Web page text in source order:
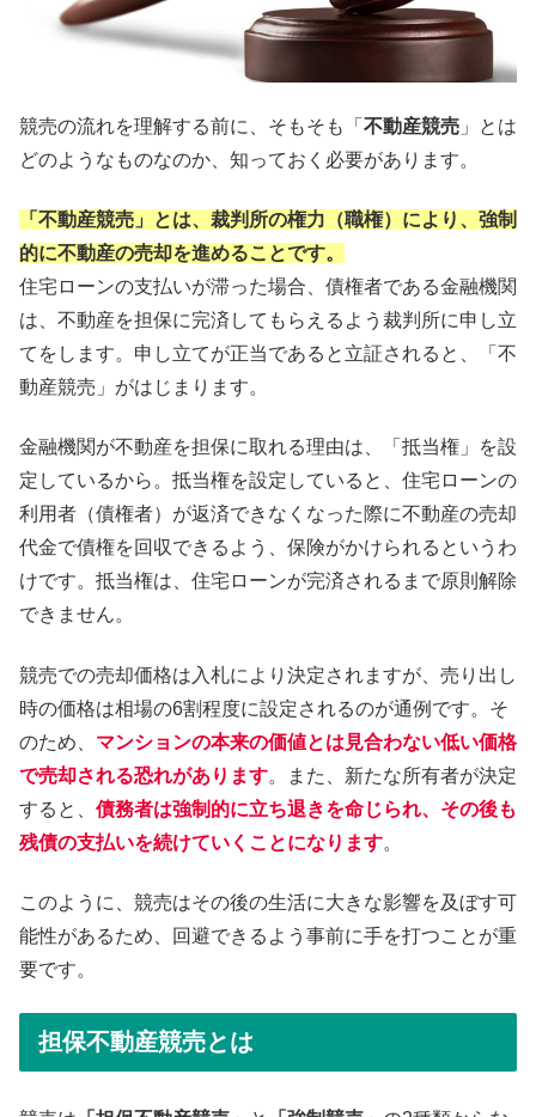
競売の流れを理解する前に、そもそも「 不動産競売 」とは
どのようなものなのか、知っておく必要があります。
「不動産競売」とは、裁判所の権力（職権）により、強制
的に不動産の売却を進めることです。
住宅ローンの支払いが滞った場合、債権者である金融機関
は、不動産を担保に完済してもらえるよう裁判所に申し立
てをします。申し立てが正当であると立証されると、「不
動産競売」がはじまります。
金融機関が不動産を担保に取れる理由は、「抵当権」を設
定しているから。抵当権を設定していると、住宅ローンの
利用者（債権者）が返済できなくなった際に不動産の売却
代金で債権を回収できるよう、保険がかけられるというわ
けです。抵当権は、住宅ローンが完済されるまで原則解除
できません。
競売での売却価格は入札により決定されますが、売り出し
時の価格は相場の6割程度に設定されるのが通例です。そ
のため、 マンションの本来の価値とは見合わない低い価格
で売却される恐れがあります。また、新たな所有者が決定
すると、 債務者は強制的に立ち退きを命じられ、その後も
残債の支払いを続けていくことになります。
このように、競売はその後の生活に大きな影響を及ぼす可
能性があるため、回避できるよう事前に手を打つことが重
要です。
担保不動産競売とは